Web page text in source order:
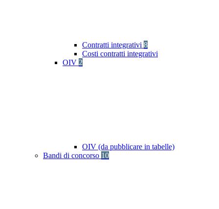
Contratti integrativi 8
Costi contratti integrativi
OIV 2
OIV (da pubblicare in tabelle)
Bandi di concorso 10